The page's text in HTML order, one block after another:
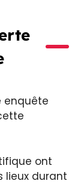
enquête
ont
lieux durant